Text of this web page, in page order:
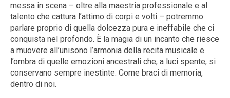
messa in scena – oltre alla maestria professionale e al
talento che cattura l’attimo di corpi e volti – potremmo
parlare proprio di quella dolcezza pura e ineffabile che ci
conquista nel profondo. È la magia di un incanto che riesce
a muovere all’unisono l’armonia della recita musicale e
l’ombra di quelle emozioni ancestrali che, a luci spente, si
conservano sempre inestinte. Come braci di memoria,
dentro di noi.